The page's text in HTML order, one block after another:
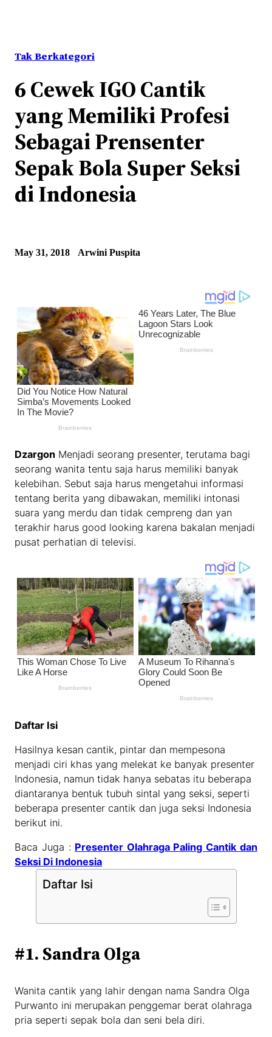
Tak Berkategori
6 Cewek IGO Cantik
yang Memiliki Profesi
Sebagai Prensenter
Sepak Bola Super Seksi
di Indonesia
May 31, 2018 Arwini Puspita
Dzargon Menjadi seorang presenter, terutama bagi
seorang wanita tentu saja harus memiliki banyak
kelebihan. Sebut saja harus mengetahui informasi
tentang berita yang dibawakan, memiliki intonasi
suara yang merdu dan tidak cempreng dan yan
terakhir harus good looking karena bakalan menjadi
pusat perhatian di televisi.
Daftar Isi
Hasilnya kesan cantik, pintar dan mempesona
menjadi ciri khas yang melekat ke banyak presenter
Indonesia, namun tidak hanya sebatas itu beberapa
diantaranya bentuk tubuh sintal yang seksi, seperti
beberapa presenter cantik dan juga seksi Indonesia
berikut ini.
Baca Juga : Presenter Olahraga Paling Cantik dan
Seksi Di Indonesia
Daftar Isi
#1. Sandra Olga
Wanita cantik yang lahir dengan nama Sandra Olga
Purwanto ini merupakan penggemar berat olahraga
pria seperti sepak bola dan seni bela diri.